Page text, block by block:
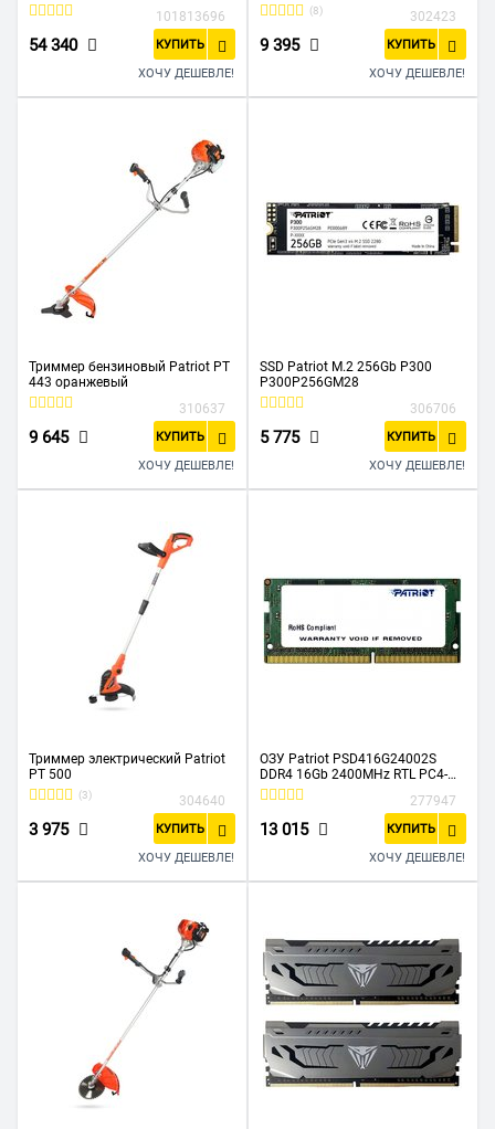
101813696
54 340 КУПИТЬ
ХОЧУ ДЕШЕВЛЕ!
(8) 302423
9 395 КУПИТЬ
ХОЧУ ДЕШЕВЛЕ!
Триммер бензиновый Patriot PT
443 оранжевый
310637
9 645 КУПИТЬ
ХОЧУ ДЕШЕВЛЕ!
SSD Patriot M.2 256Gb P300
P300P256GM28
306706
5 775 КУПИТЬ
ХОЧУ ДЕШЕВЛЕ!
Триммер электрический Patriot
PT 500
(3) 304640
3 975 КУПИТЬ
ХОЧУ ДЕШЕВЛЕ!
ОЗУ Patriot PSD416G24002S
DDR4 16Gb 2400MHz RTL PC4-
19200 CL17 SO-DIMM 260-pin
277947
13 015 КУПИТЬ
ХОЧУ ДЕШЕВЛЕ!